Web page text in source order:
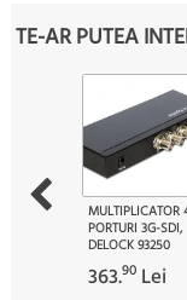
TE-AR PUTEA
MULTIPLICATOR
PORTURI 3G-SDI,
DELOCK 93250
363.90 Lei